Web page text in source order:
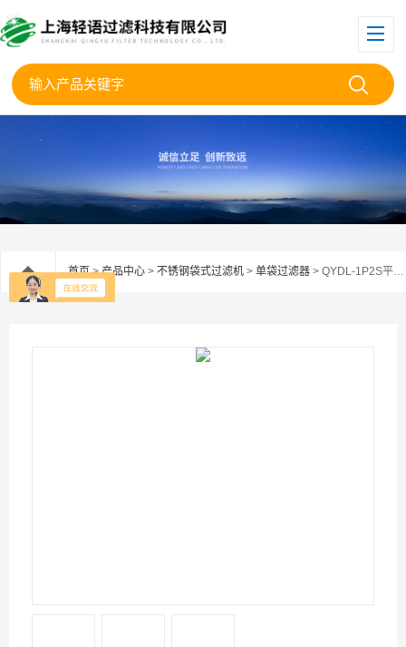
首页>产品中心 > 不锈钢袋式过滤机 > 单袋过滤器 > QYDL-1P2S平盖袋式过滤器